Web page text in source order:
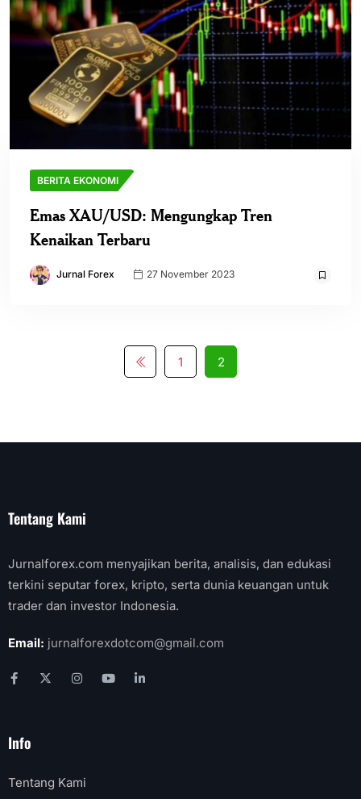
BERITA EKONOMI
Emas XAU/USD: Mengungkap Tren
Kenaikan Terbaru
Jurnal Forex 27 November 2023
1 2
Tentang Kami
Jurnalforex.com menyajikan berita, analisis, dan edukasi
terkini seputar forex, kripto, serta dunia keuangan untuk
trader dan investor Indonesia.
Email: jurnalforexdotcom@gmail.com
Info
Tentang Kami